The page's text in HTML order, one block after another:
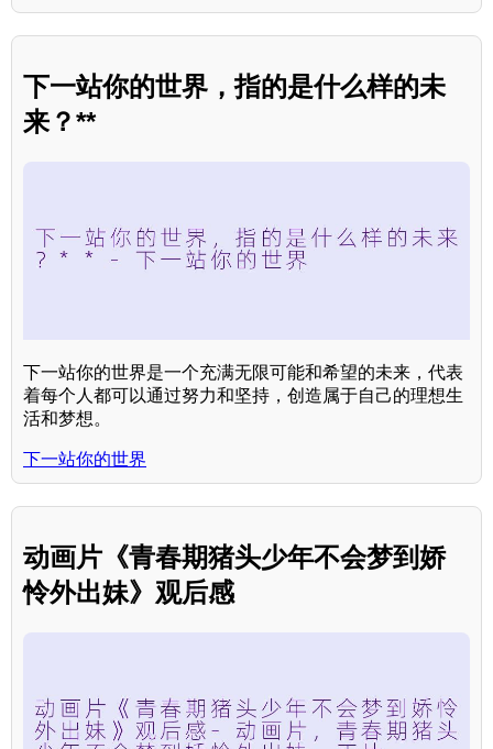
下一站你的世界，指的是什么样的未
来？**
下一站你的世界是一个充满无限可能和希望的未来，代表
着每个人都可以通过努力和坚持，创造属于自己的理想生
活和梦想。
下一站你的世界
动画片《青春期猪头少年不会梦到娇
怜外出妹》观后感